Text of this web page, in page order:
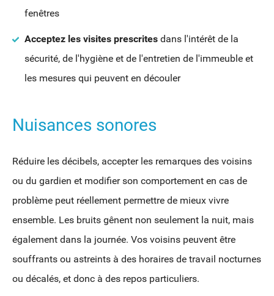
fenêtres
Acceptez les visites prescrites dans l'intérêt de la
sécurité, de l'hygiène et de l'entretien de l'immeuble et
les mesures qui peuvent en découler
Nuisances sonores
Réduire les décibels, accepter les remarques des voisins
ou du gardien et modifier son comportement en cas de
problème peut réellement permettre de mieux vivre
ensemble. Les bruits gênent non seulement la nuit, mais
également dans la journée. Vos voisins peuvent être
souffrants ou astreints à des horaires de travail nocturnes
ou décalés, et donc à des repos particuliers.